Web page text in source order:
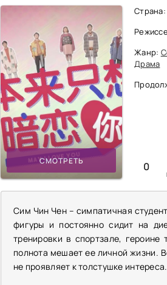
СМОТРЕТЬ
Страна:
Жанр:
Драма
0
Сим Чин Чен – симпатичная
фигуры и постоянно сидит на
тренировки в спортзале,
полнота мешает ее личной жизни.
не проявляет к толстушке интереса.